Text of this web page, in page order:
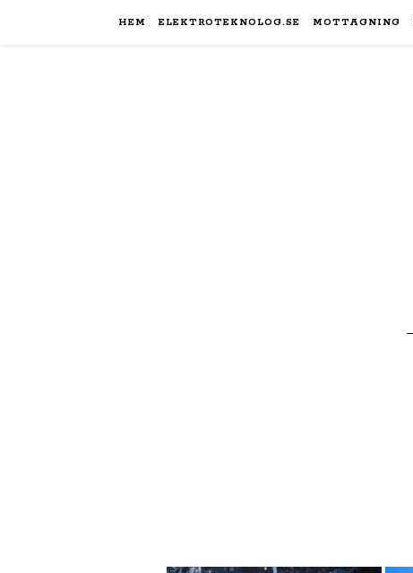
HEM ELEKTROTEKNOLOG.SE MOTTAGNING